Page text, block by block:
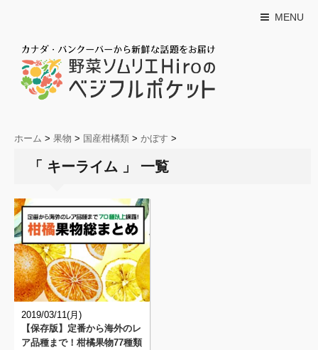
MENU
ホーム > 果物 > 国産柑橘類 > かぼす >
「 キーライム 」 一覧
2019/03/11(月)
【保存版】定番から海外のレ
ア品種まで！柑橘果物77種類